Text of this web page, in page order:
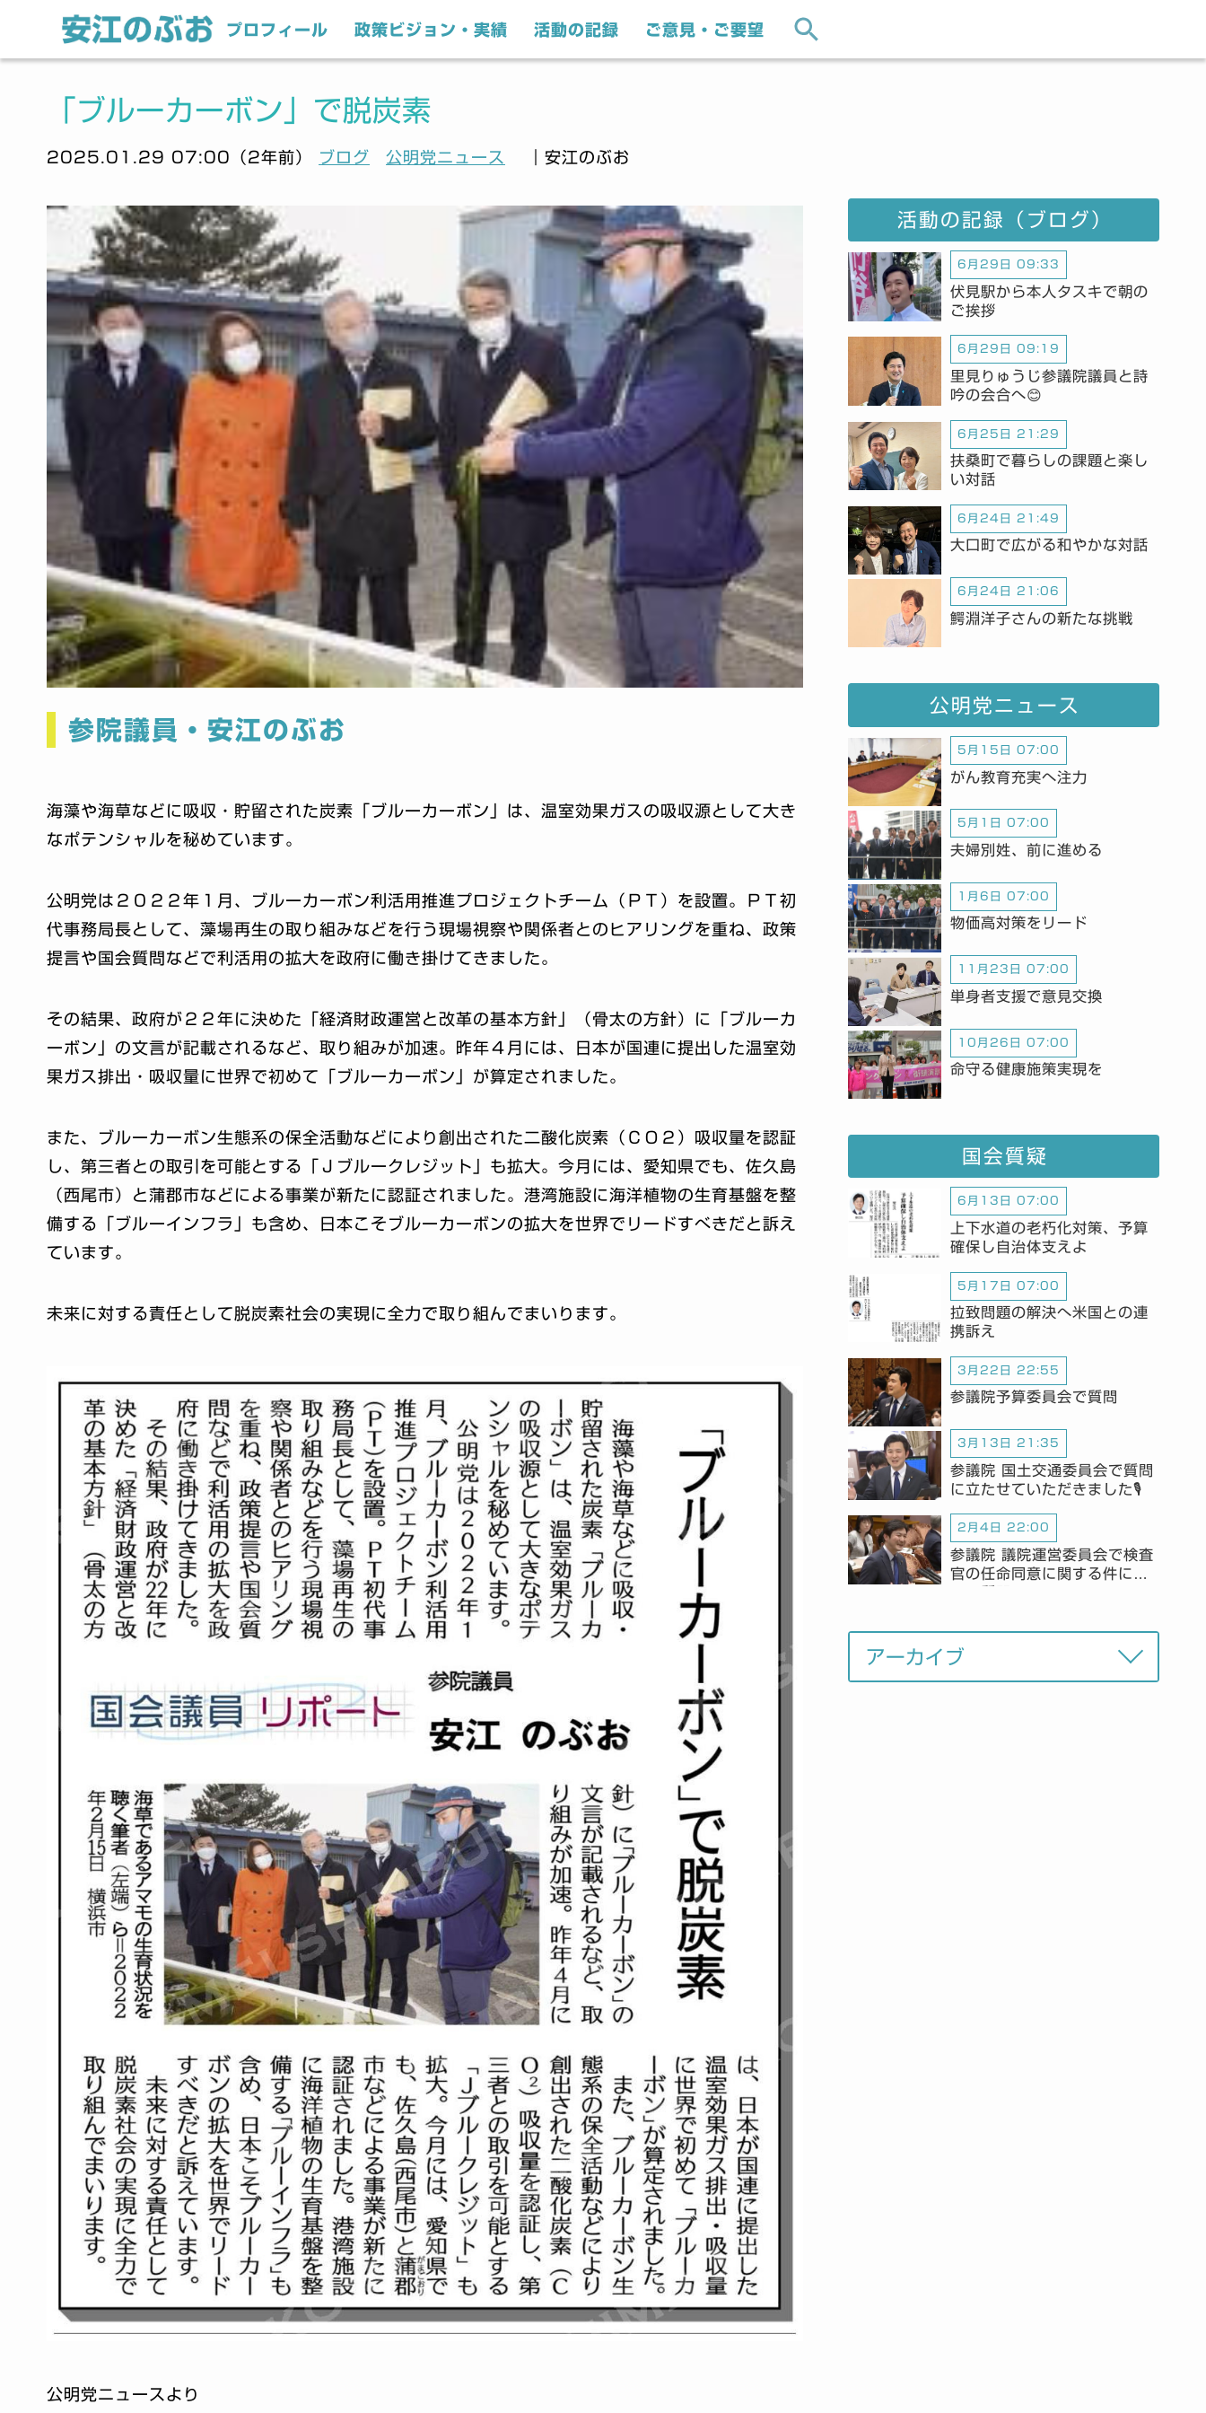
プロフィール 政策ビジョン・実績 活動の記録 ご意見・ご要望
「ブルーカーボン」で脱炭素
2025.01.29 07:00（2年前） ブログ 公明党ニュース ｜安江のぶお
参院議員・安江のぶお
海藻や海草などに吸収・貯留された炭素「ブルーカーボン」は、温室効果ガスの吸収源として大き
なポテンシャルを秘めています。
公明党は２０２２年１月、ブルーカーボン利活用推進プロジェクトチーム（ＰＴ）を設置。ＰＴ初
代事務局長として、藻場再生の取り組みなどを行う現場視察や関係者とのヒアリングを重ね、政策
提言や国会質問などで利活用の拡大を政府に働き掛けてきました。
その結果、政府が２２年に決めた「経済財政運営と改革の基本方針」（骨太の方針）に「ブルーカ
ーボン」の文言が記載されるなど、取り組みが加速。昨年４月には、日本が国連に提出した温室効
果ガス排出・吸収量に世界で初めて「ブルーカーボン」が算定されました。
また、ブルーカーボン生態系の保全活動などにより創出された二酸化炭素（ＣＯ２）吸収量を認証
し、第三者との取引を可能とする「Ｊブルークレジット」も拡大。今月には、愛知県でも、佐久島
（西尾市）と蒲郡市などによる事業が新たに認証されました。港湾施設に海洋植物の生育基盤を整
備する「ブルーインフラ」も含め、日本こそブルーカーボンの拡大を世界でリードすべきだと訴え
ています。
未来に対する責任として脱炭素社会の実現に全力で取り組んでまいります。
公明党ニュースより
活動の記録（ブログ）
6月29日 09:33
伏見駅から本人タスキで朝の
ご挨拶
6月29日 09:19
里見りゅうじ参議院議員と詩
吟の会合へ😊
6月25日 21:29
扶桑町で暮らしの課題と楽し
い対話
6月24日 21:49
大口町で広がる和やかな対話
6月24日 21:06
鰐淵洋子さんの新たな挑戦
公明党ニュース
5月15日 07:00
がん教育充実へ注力
5月1日 07:00
夫婦別姓、前に進める
1月6日 07:00
物価高対策をリード
11月23日 07:00
単身者支援で意見交換
10月26日 07:00
命守る健康施策実現を
国会質疑
6月13日 07:00
上下水道の老朽化対策、予算
確保し自治体支えよ
5月17日 07:00
拉致問題の解決へ米国との連
携訴え
3月22日 22:55
参議院予算委員会で質問
3月13日 21:35
参議院 国土交通委員会で質問
に立たせていただきました🎙️
2月4日 22:00
参議院 議院運営委員会で検査
官の任命同意に関する件につ